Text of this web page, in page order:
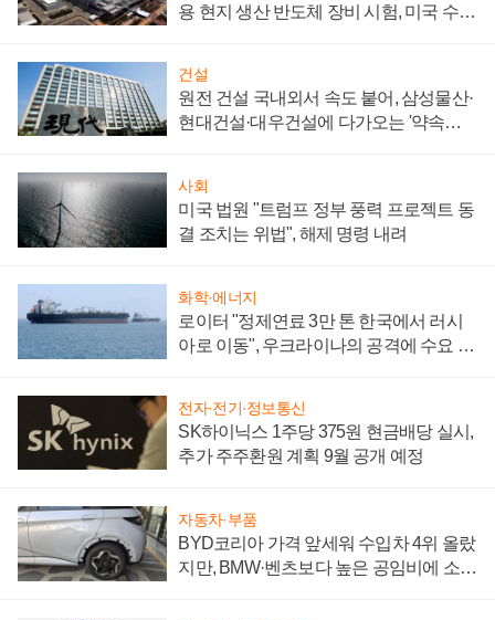
용 현지 생산 반도체 장비 시험, 미국 수출
건설
원전 건설 국내외서 속도 붙어, 삼성물산·
현대건설·대우건설에 다가오는 '약속의
사회
미국 법원 "트럼프 정부 풍력 프로젝트 동
결 조치는 위법", 해제 명령 내려
화학·에너지
로이터 "정제연료 3만 톤 한국에서 러시
아로 이동", 우크라이나의 공격에 수요 늘
전자·전기·정보통신
SK하이닉스 1주당 375원 현금배당 실시,
추가 주주환원 계획 9월 공개 예정
자동차·부품
BYD코리아 가격 앞세워 수입차 4위 올랐
지만, BMW·벤츠보다 높은 공임비에 소비